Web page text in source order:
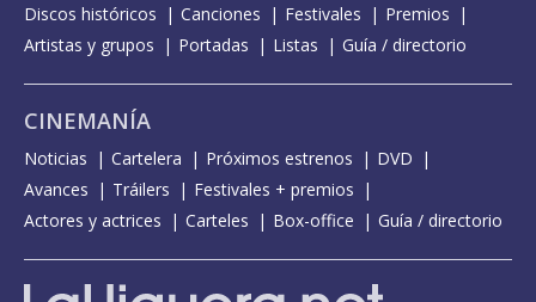
Discos históricos
Canciones Festivales
Premios
Artistas y grupos
Portadas Listas Guía / directorio
CINEMANÍA
Noticias Cartelera Próximos estrenos
DVD
Avances
Tráilers
Festivales + premios
Actores y actrices
Carteles Box-office Guía / directorio